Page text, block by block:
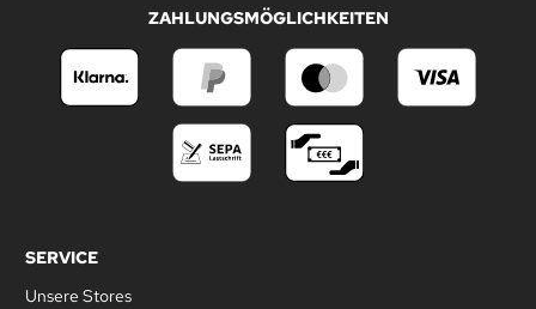
ZAHLUNGSMÖGLICHKEITEN
SERVICE
Unsere Stores